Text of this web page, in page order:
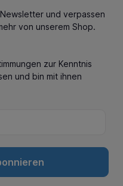
und verpassen
von unserem Shop.
zur Kenntnis
und bin mit ihnen